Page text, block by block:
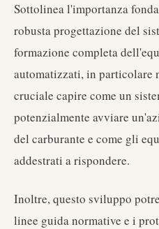
Sottolinea l'importanza
robusta progettazione del
formazione completa
automatizzati, in particolare
cruciale capire come un
potenzialmente avviare
del carburante e come gli
addestrati a rispondere.
Inoltre, questo sviluppo
linee guida normative e i